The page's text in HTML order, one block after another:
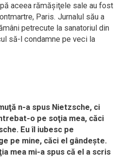
aceea rămăşiţele sale au fost
Paris. Jurnalul său a
petrecute la sanatoriul din
să-l condamne pe veci la
n-a spus Nietzsche, ci
o pe soţia mea, căci
Eu îl iubesc pe
pe mine, căci el gândeşte.
mea mi-a spus că el a scris